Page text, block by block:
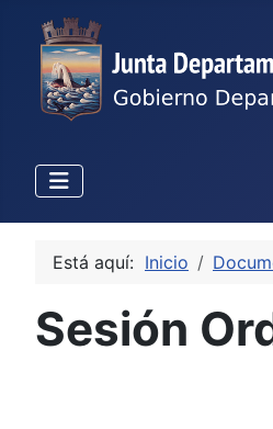
Está aquí: Inicio
Sesión